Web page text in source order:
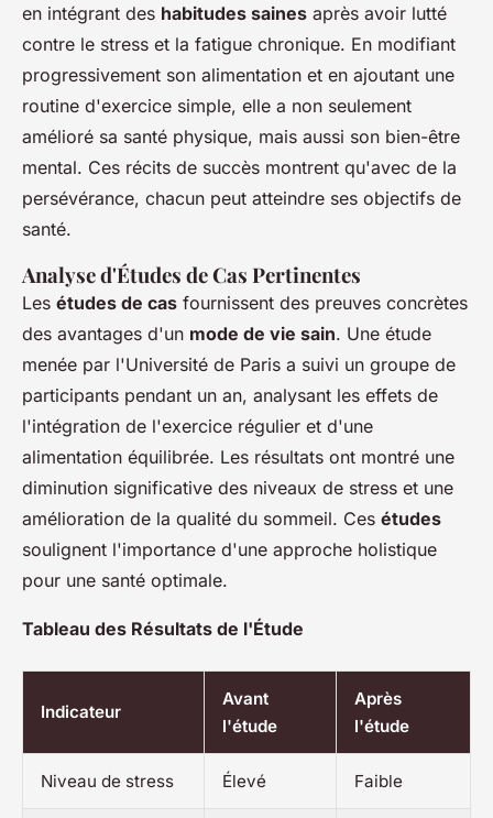
en intégrant des habitudes saines après avoir lutté
contre le stress et la fatigue chronique. En modifiant
progressivement son alimentation et en ajoutant une
routine d'exercice simple, elle a non seulement
amélioré sa santé physique, mais aussi son bien-être
mental. Ces récits de succès montrent qu'avec de la
persévérance, chacun peut atteindre ses objectifs de
santé.
Analyse d'Études de Cas Pertinentes
Les études de cas fournissent des preuves concrètes
des avantages d'un mode de vie sain. Une étude
menée par l'Université de Paris a suivi un groupe de
participants pendant un an, analysant les effets de
l'intégration de l'exercice régulier et d'une
alimentation équilibrée. Les résultats ont montré une
diminution significative des niveaux de stress et une
amélioration de la qualité du sommeil. Ces études
soulignent l'importance d'une approche holistique
pour une santé optimale.
Tableau des Résultats de l'Étude
Indicateur
Avant
l'étude
Après
l'étude
Niveau de stress Élevé Faible